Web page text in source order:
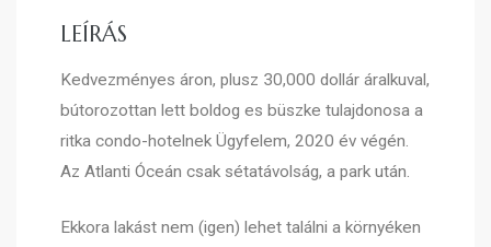
LEÍRÁS
Kedvezményes áron, plusz 30,000 dollár áralkuval,
bútorozottan lett boldog es büszke tulajdonosa a
ritka condo-hotelnek Ügyfelem, 2020 év végén.
Az Atlanti Óceán csak sétatávolság, a park után.
Ekkora lakást nem (igen) lehet találni a környéken